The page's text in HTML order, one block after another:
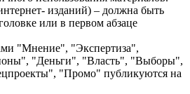
изданий) – должна быть
или в первом абзаце
"Мнение", "Экспертиза",
"Деньги", "Власть", "Выборы",
"Промо" публикуются на